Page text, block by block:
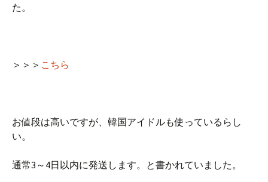
た。
＞＞＞ こちら
お値段は高いですが、韓国アイドルも使っているらし
い。
通常3～4日以内に発送します。と書かれていました。